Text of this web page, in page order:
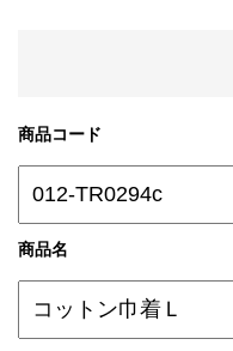
商品コード
商品名